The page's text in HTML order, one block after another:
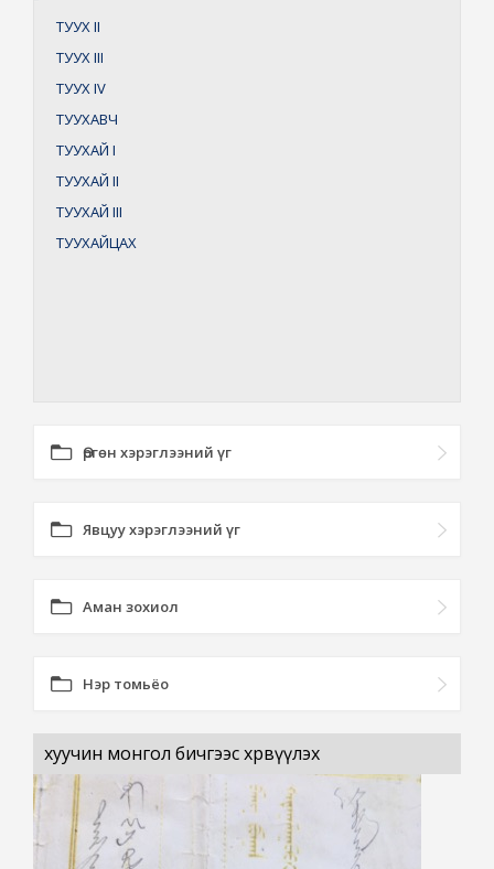
ТУУХII
ТУУХIII
ТУУХIV
ТУУХАВЧ
ТУУХАЙ I
ТУУХАЙ II
ТУУХАЙ III
ТУУХАЙЦАХ
Өргөн хэрэглээний үг
Явцуу хэрэглээний үг
Аман зохиол
Нэр томьёо
хуучин монгол бичгээс хөрвүүлэх